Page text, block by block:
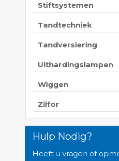
Stiftsystemen
Tandtechniek
Tandversiering
Uithardingslampen
Wiggen
Zilfor
Hulp Nodig?
Heeft u vragen of